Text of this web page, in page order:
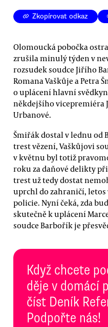
Zkopírovat odkaz
Olomoucká pobočka
zrušila minulý týden v
rozsudek soudce Jiřího
Romana Vaškůje a Petra
o uplácení hlavní
někdejšího vicepremiéra
Urbanové.
Šmiřák dostal v lednu od
trest vězení, Vaškůjovi
v květnu byl totiž
roku za daňové delikty
trest už tedy dostat
uprchl do zahraničí, letos
policie. Nyní čeká, zda
skutečně k uplácení
soudce Barbořík je
Když chcete
děje v domácí
číst Deník
Podpořte nás!